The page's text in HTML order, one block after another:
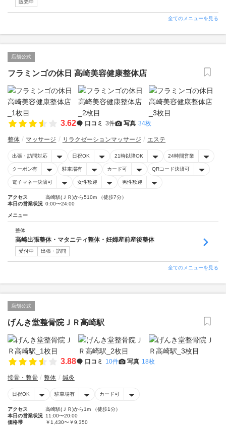
販売中
全てのメニューを見る
店舗公式
フラミンゴの休日 高崎美容健康整体店
3.62 口コミ 3件 写真 34枚
整体 マッサージ リラクゼーションマッサージ エステ
出張・訪問対応 日祝OK 21時以降OK 24時間営業
クーポン有 駐車場有 カード可 QRコード決済可
電子マネー決済可 女性歓迎 男性歓迎
アクセス
高崎駅(ＪＲ)から510m （徒歩7分）
本日の営業状況 0:00〜24:00
メニュー
整体
高崎出張整体・マタニティ整体・妊婦産前産後整体
受付中 出張・訪問
全てのメニューを見る
店舗公式
げんき堂整骨院ＪＲ高崎駅
3.88 口コミ 10件 写真 18枚
接骨・整骨 整体 鍼灸
日祝OK 駐車場有 カード可
アクセス
高崎駅(ＪＲ)から1m （徒歩1分）
本日の営業状況 11:00〜20:00
価格帯
￥1,430〜￥9,350